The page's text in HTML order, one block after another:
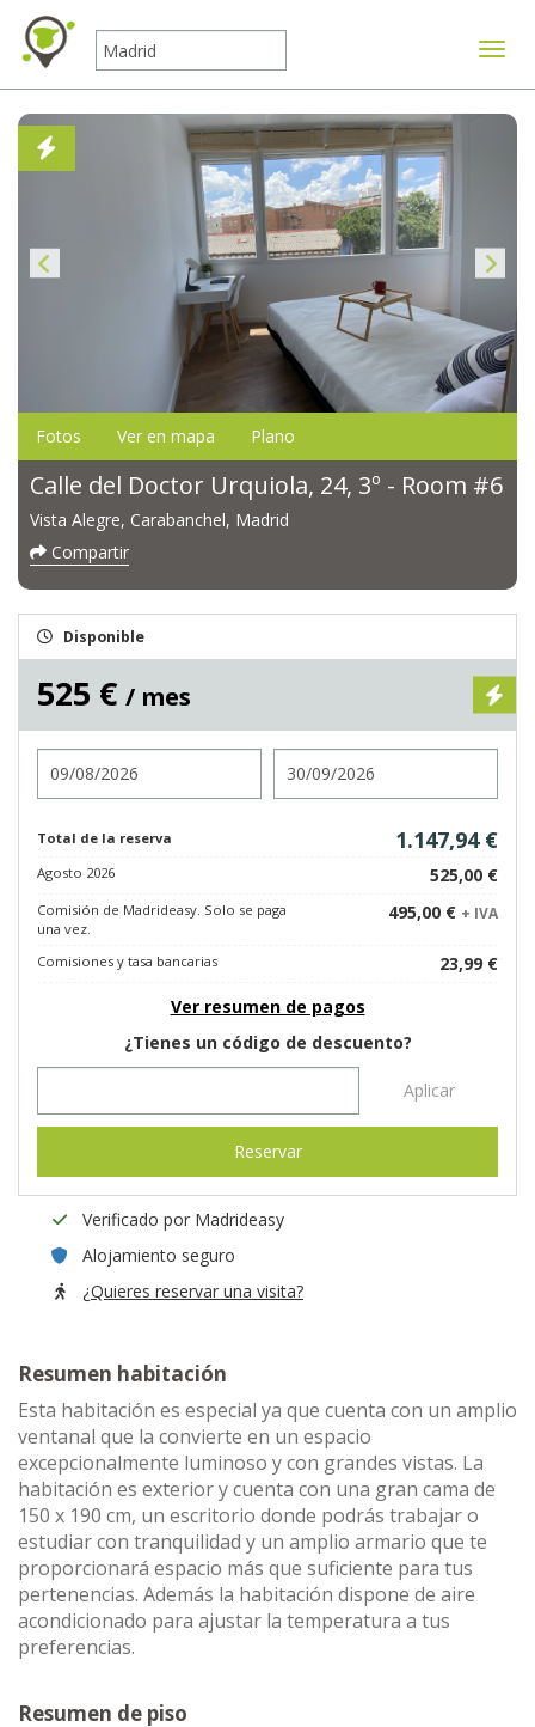
Fotos Ver en mapa Plano
Calle del Doctor Urquiola, 24, 3º - Room #6
Vista Alegre, Carabanchel, Madrid
Compartir
Disponible
525 € / mes
Total de la reserva 1.147,94 €
Agosto 2026 525,00 €
Comisión de Madrideasy. Solo se paga
una vez.
495,00 € + IVA
Comisiones y tasa bancarias
23,99 €
Ver resumen de pagos
¿Tienes un código de descuento?
Aplicar
Reservar
Verificado por Madrideasy
Alojamiento seguro
¿Quieres reservar una visita?
Resumen habitación
Esta habitación es especial ya que cuenta con un amplio
ventanal que la convierte en un espacio
excepcionalmente luminoso y con grandes vistas. La
habitación es exterior y cuenta con una gran cama de
150 x 190 cm, un escritorio donde podrás trabajar o
estudiar con tranquilidad y un amplio armario que te
proporcionará espacio más que suficiente para tus
pertenencias. Además la habitación dispone de aire
acondicionado para ajustar la temperatura a tus
preferencias.
Resumen de piso